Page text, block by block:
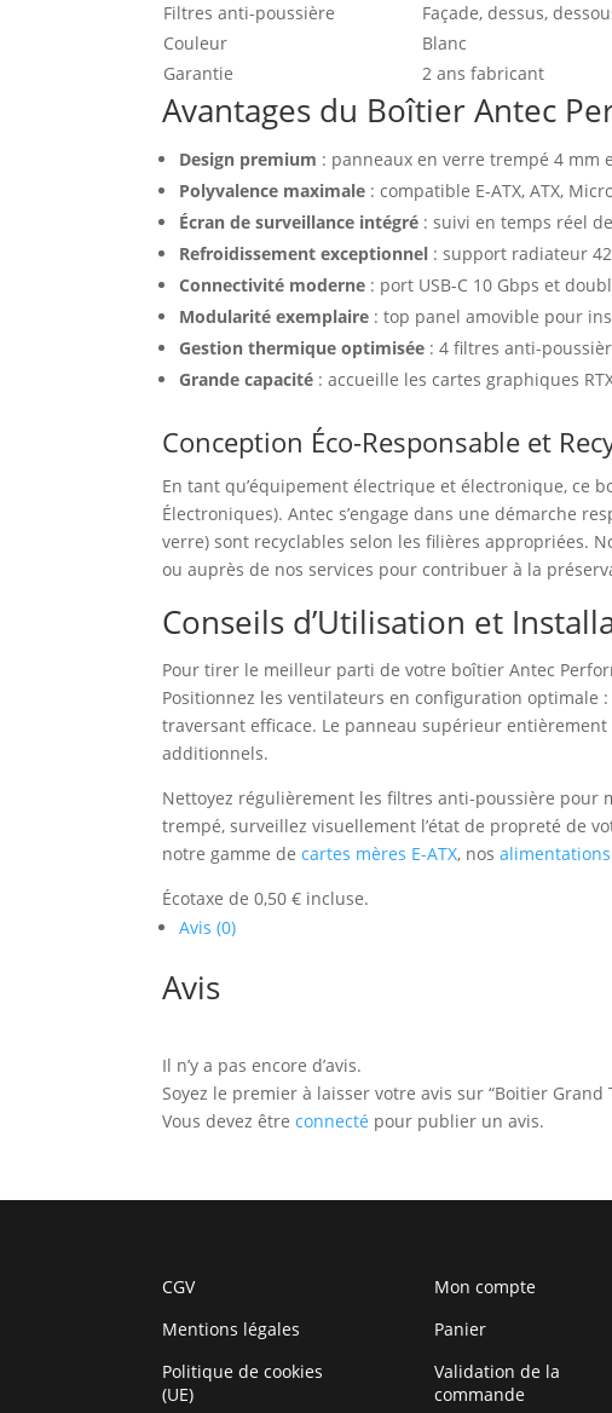
Filtres anti-poussière
Façade, dessus,
Couleur
Blanc
Garantie
2 ans fabricant
Avantages du Boîtier Antec
Design premium : panneaux en verre trempé 4
Polyvalence maximale : compatible E-ATX, ATX,
Écran de surveillance intégré : suivi en temps réel
Refroidissement exceptionnel : support radiateur
Connectivité moderne : port USB-C 10 Gbps et
Modularité exemplaire : top panel amovible pour
Gestion thermique optimisée : 4 filtres anti-
Grande capacité : accueille les cartes graphiques
Conception Éco-Responsable et
En tant qu’équipement électrique et électronique, ce
Électroniques). Antec s’engage dans une démarche
verre) sont recyclables selon les filières appropriées.
ou auprès de nos services pour contribuer à la
Conseils d’Utilisation et
Pour tirer le meilleur parti de votre boîtier Antec
Positionnez les ventilateurs en configuration optimale
traversant efficace. Le panneau supérieur
additionnels.
Nettoyez régulièrement les filtres anti-poussière pour
trempé, surveillez visuellement l’état de propreté de
notre gamme decartes mères E-ATX, nos
Écotaxe de 0,50 € incluse.
Avis (0)
Avis
Il n’y a pas encore d’avis.
Soyez le premier à laisser votre avis sur “Boitier Grand
Vous devez êtreconnecté pour publier un avis.
CGV
Mentions légales
Politique de cookies
(UE)
Mon compte
Panier
Validation de la
commande